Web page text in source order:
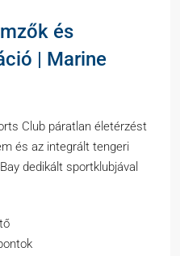
és
| Marine
Club páratlan életérzést
és az integrált tengeri
dedikált sportklubjával